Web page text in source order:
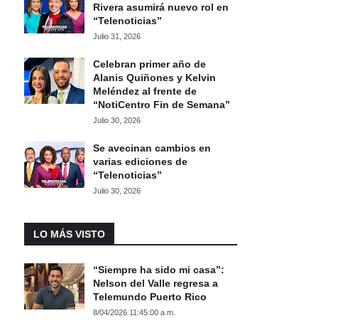
Rivera asumirá nuevo rol en
“Telenoticias”
Julio 31, 2026
Celebran primer año de
Alanis Quiñones y Kelvin
Meléndez al frente de
“NotiCentro Fin de Semana”
Julio 30, 2026
Se avecinan cambios en
varias ediciones de
“Telenoticias”
Julio 30, 2026
LO MÁS VISTO
“Siempre ha sido mi casa”:
Nelson del Valle regresa a
Telemundo Puerto Rico
8/04/2026 11:45:00 a.m.